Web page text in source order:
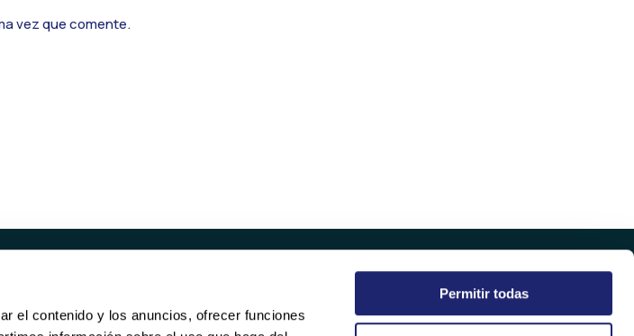
el contenido y los anuncios, ofrecer funciones
Permitir todas
vez que comente.
SERVICIOS
RECOMPRA
EMPRESA
QUIÉNES SOMOS